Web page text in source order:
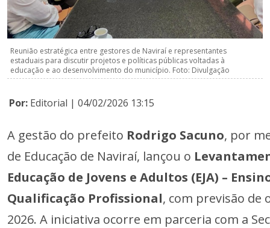
Reunião estratégica entre gestores de Naviraí e representantes
estaduais para discutir projetos e políticas públicas voltadas à
educação e ao desenvolvimento do município. Foto: Divulgação
Por: Editorial | 04/02/2026 13:15
A gestão do prefeito Rodrigo Sacuno, por
de Educação de Naviraí, lançou o
Educação de Jovens e Adultos (EJA) –
Qualificação Profissional, com previsão de
2026. A iniciativa ocorre em parceria com a